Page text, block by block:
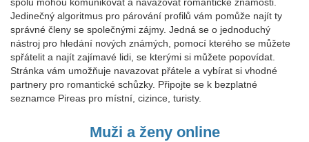
Jedinečný algoritmus pro párování profilů vám pomůže najít ty
správné členy se společnými zájmy. Jedná se o jednoduchý
nástroj pro hledání nových známých, pomocí kterého se můžete
spřátelit a najít zajímavé lidi, se kterými si můžete popovídat.
Stránka vám umožňuje navazovat přátele a vybírat si vhodné
partnery pro romantické schůzky. Připojte se k bezplatné
seznamce Pireas pro místní, cizince, turisty.
Muži a ženy online